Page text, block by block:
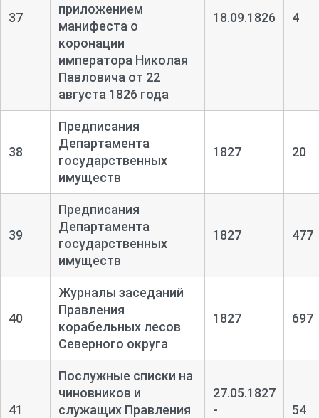
37
приложением
манифеста о
коронации
императора Николая
Павловича от 22
августа 1826 года
18.09.1826 4
38
Предписания
Департамента
государственных
имуществ
1827 20
39
Предписания
Департамента
государственных
имуществ
1827 477
40
Журналы заседаний
Правления
корабельных лесов
Северного округа
1827 697
41
Послужные списки на
чиновников и
служащих Правления
27.05.1827
-
54